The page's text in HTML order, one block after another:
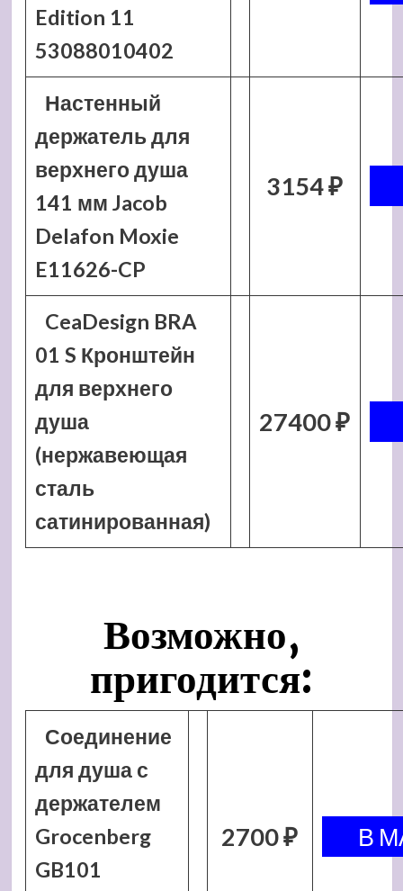
Edition 11
53088010402
Настенный
держатель для
верхнего душа
141 мм Jacob
Delafon Moxie
E11626-CP
3154 ₽
CeaDesign BRA
01 S Кронштейн
для верхнего
душа
(нержавеющая
сталь
сатинированная)
27400 ₽
Возможно,
пригодится:
Соединение
для душа с
держателем
Grocenberg
GB101
2700 ₽